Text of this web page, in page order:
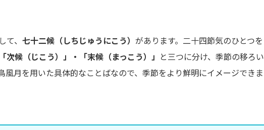
、 七十二候（しちじゅうにこう） があります。二十四節気のひとつを
次候（じこう）」・「末候（まっこう）」 と三つに分け、季節の移ろい
風月を用いた具体的なことばなので、季節をより鮮明にイメージできま